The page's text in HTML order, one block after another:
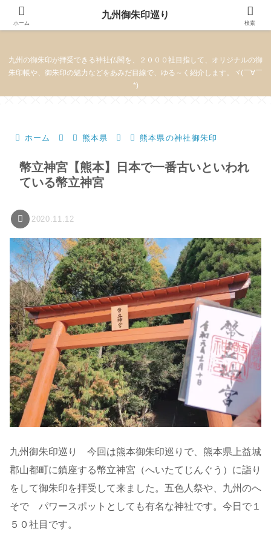
九州御朱印巡り
九州の御朱印が拝受できる神社仏閣を、２０００社目指して、オリジナルの御
朱印帳や、御朱印の魅力などをあみだ目線で、ゆる～く紹介します。ヾ(￣∀￣
*)
ホーム 熊本県 熊本県の神社御朱印
幣立神宮【熊本】日本で一番古いといわれ
ている幣立神宮
2020.11.12
九州御朱印巡り 今回は熊本御朱印巡りで、熊本県上益城
郡山都町に鎮座する幣立神宮（へいたてじんぐう）に詣り
をして御朱印を拝受して来ました。五色人祭や、九州のへ
そで パワースポットとしても有名な神社です。今日で１
５０社目です。
ホーム
九州御朱印巡り
検索